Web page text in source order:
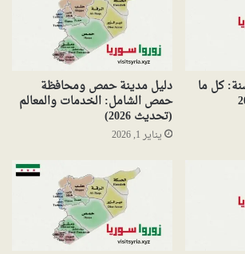
كل ما دليل مدينة حمص ومحافظة
حمص الشامل: الخدمات والمعالم
(تحديث 2026)
يناير 1, 2026